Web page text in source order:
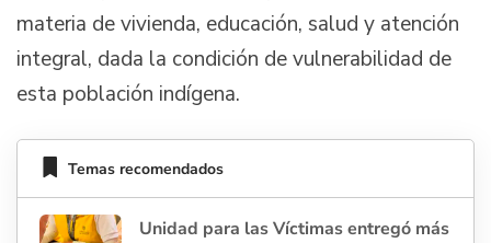
materia de vivienda, educación, salud y atención
integral, dada la condición de vulnerabilidad de
esta población indígena.
Temas recomendados
Unidad para las Víctimas entregó más